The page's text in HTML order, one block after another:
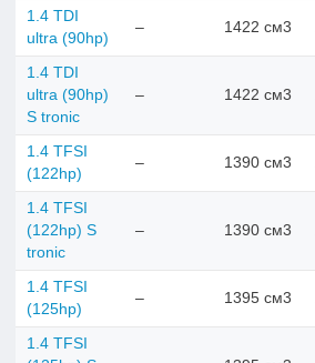
1.4 TDI
ultra (90hp)
– 1422 см3
1.4 TDI
ultra (90hp)
S tronic
– 1422 см3
1.4 TFSI
(122hp)
– 1390 см3
1.4 TFSI
(122hp) S
tronic
– 1390 см3
1.4 TFSI
(125hp)
– 1395 см3
1.4 TFSI